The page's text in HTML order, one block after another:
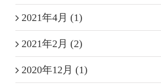
2021年4月 (1)
2021年2月 (2)
2020年12月 (1)